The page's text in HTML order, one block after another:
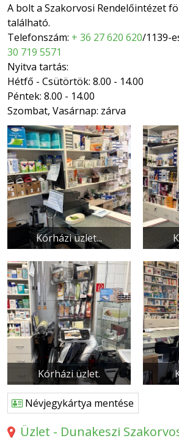
A bolt a Szakorvosi Rendelőintézet
található.
Telefonszám: + 36 27 620 620/1139-
30 719 5571
Nyitva tartás:
Hétfő - Csütörtök: 8.00 - 14.00
Péntek: 8.00 - 14.00
Szombat, Vasárnap: zárva
Kórházi üzlet...
Kórházi üzlet.
Névjegykártya mentése
Üzlet - Dunakeszi